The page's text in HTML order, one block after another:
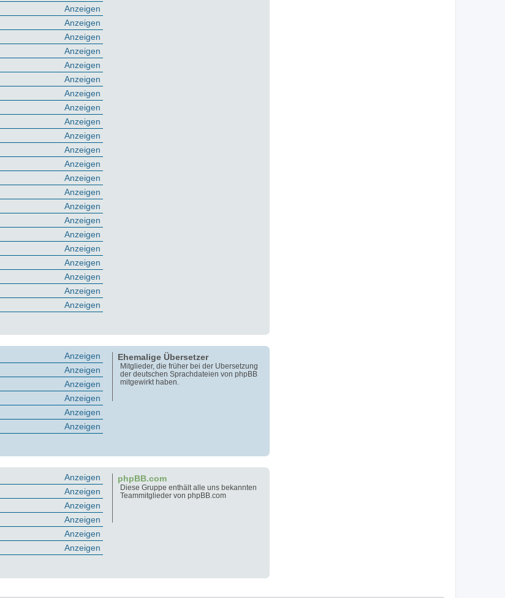
Anzeigen
Anzeigen
Anzeigen
Anzeigen
Anzeigen
Anzeigen
Anzeigen
Anzeigen
Anzeigen
Anzeigen
Anzeigen
Anzeigen
Anzeigen
Anzeigen
Anzeigen
Anzeigen
Anzeigen
Anzeigen
Anzeigen
Anzeigen
Anzeigen
Anzeigen
Ehemalige Übersetzer
Mitglieder, die früher bei der Übersetzung
der deutschen Sprachdateien von phpBB
mitgewirkt haben.
Anzeigen
Anzeigen
Anzeigen
Anzeigen
Anzeigen
Anzeigen
phpBB.com
Diese Gruppe enthält alle uns bekannten
Teammitglieder von phpBB.com
Anzeigen
Anzeigen
Anzeigen
Anzeigen
Anzeigen
Anzeigen